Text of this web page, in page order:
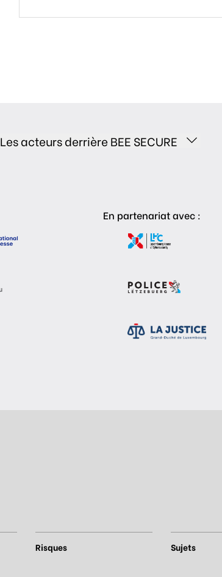
Les acteurs derrière BEE SECURE
En partenariat avec :
Risques Sujets